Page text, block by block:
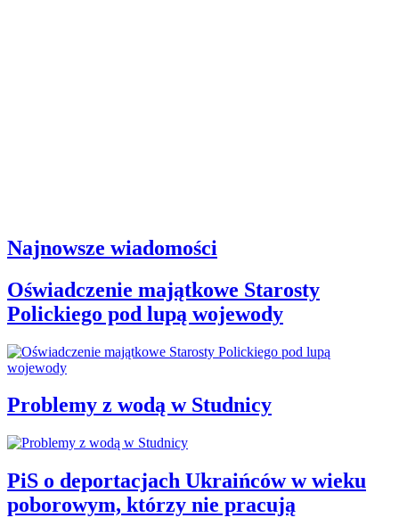
Najnowsze wiadomości
Oświadczenie majątkowe Starosty
Polickiego pod lupą wojewody
Problemy z wodą w Studnicy
PiS o deportacjach Ukraińców w wieku
poborowym, którzy nie pracują